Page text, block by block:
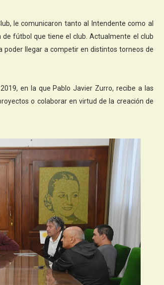
le comunicaron tanto al Intendente como al
fútbol que tiene el club. Actualmente el club
llegar a competir en distintos torneos de
en la que Pablo Javier Zurro, recibe a las
o colaborar en virtud de la creación de